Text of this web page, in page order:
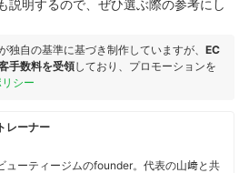
説明するので、ぜひ選ぶ際の参考にし
独自の基準に基づき制作していますが、 EC
手数料を受領しており、プロモーションを
シー
レーナー
ューティージムのfounder。代表の山﨑と共